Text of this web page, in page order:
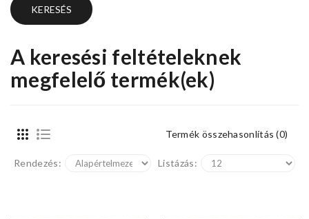
A keresési feltételeknek
megfelelő termék(ek)
Termék összehasonlítás (0)
Rendezés: Listázás: